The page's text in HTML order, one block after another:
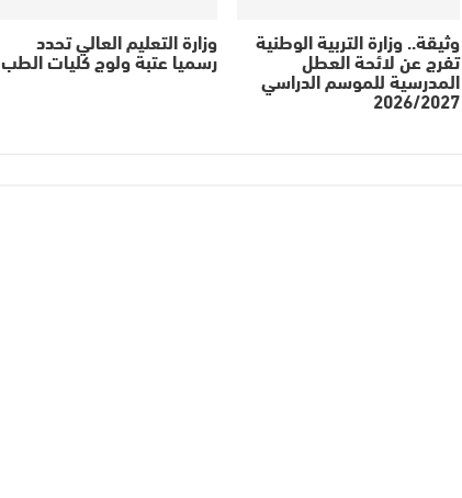
وثيقة.. وزارة التربية الوطنية
تفرج عن لائحة العطل
المدرسية للموسم الدراسي
2026/2027
وزارة التعليم العالي تحدد
رسميا عتبة ولوج كليات الطب